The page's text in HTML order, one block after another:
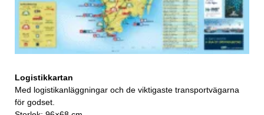
Logistikkartan
Med logistikanläggningar och de viktigaste transportvägarna
för godset.